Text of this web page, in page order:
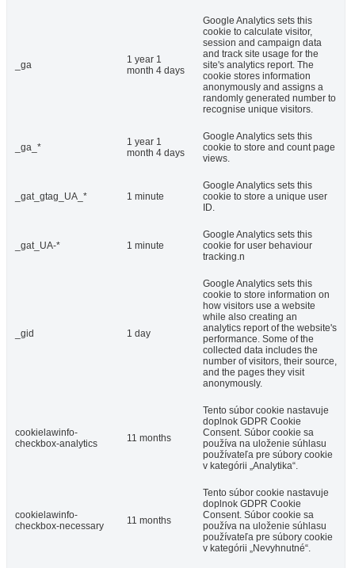
_ga
1 year 1
month 4 days
Google Analytics sets this
cookie to calculate visitor,
session and campaign data
and track site usage for the
site's analytics report. The
cookie stores information
anonymously and assigns a
randomly generated number to
recognise unique visitors.
_ga_*
1 year 1
month 4 days
Google Analytics sets this
cookie to store and count page
views.
_gat_gtag_UA_* 1 minute
Google Analytics sets this
cookie to store a unique user
ID.
_gat_UA-* 1 minute
Google Analytics sets this
cookie for user behaviour
tracking.n
_gid 1 day
Google Analytics sets this
cookie to store information on
how visitors use a website
while also creating an
analytics report of the website's
performance. Some of the
collected data includes the
number of visitors, their source,
and the pages they visit
anonymously.
cookielawinfo-
checkbox-analytics
11 months
Tento súbor cookie nastavuje
doplnok GDPR Cookie
Consent. Súbor cookie sa
používa na uloženie súhlasu
používateľa pre súbory cookie
v kategórii „Analytika“.
cookielawinfo-
checkbox-necessary
11 months
Tento súbor cookie nastavuje
doplnok GDPR Cookie
Consent. Súbor cookie sa
používa na uloženie súhlasu
používateľa pre súbory cookie
v kategórii „Nevyhnutné“.